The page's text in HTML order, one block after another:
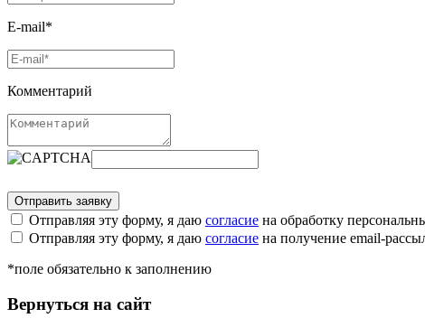
E-mail*
Комментарий
Отправляя эту форму, я даю согласие на обработку
Отправляя эту форму, я даю согласие на получение email-
*поле обязательно к заполнению
Вернуться на сайт